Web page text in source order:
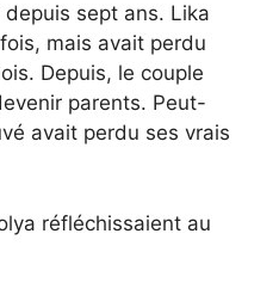
depuis sept ans. Lika
mais avait perdu
Depuis, le couple
parents. Peut-
avait perdu ses vrais
réfléchissaient au